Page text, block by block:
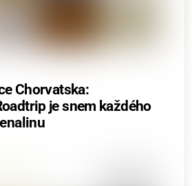
Chorvatska:
je snem každého